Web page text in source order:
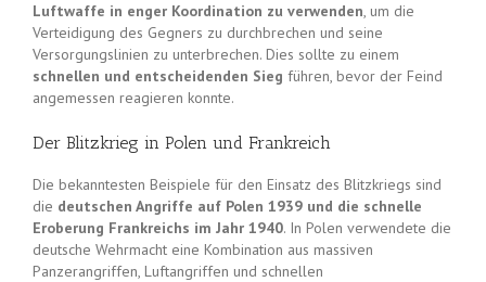
Luftwaffe in enger Koordination zu verwenden, um die
Verteidigung des Gegners zu durchbrechen und seine
Versorgungslinien zu unterbrechen. Dies sollte zu einem
schnellen und entscheidenden Sieg führen, bevor der Feind
angemessen reagieren konnte.
Der Blitzkrieg in Polen und Frankreich
Die bekanntesten Beispiele für den Einsatz des Blitzkriegs sind
die deutschen Angriffe auf Polen 1939 und die schnelle
Eroberung Frankreichs im Jahr 1940. In Polen verwendete die
deutsche Wehrmacht eine Kombination aus massiven
Panzerangriffen, Luftangriffen und schnellen